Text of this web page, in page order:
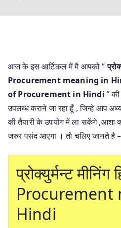
आज के इस आर्टिकल में मै आपको “
Procurement meaning in
of Procurement in Hindi ”
उपलब्ध कराने जा रहा हूँ , जिन्हे आप
की तैयारी के उपयोग में ला सकेंगे ,आशा
जरुर पसंद आएगा । तो चलिए जानते है –
प्रोक्युर्मन्ट मीनिंग
Procurement
Hindi